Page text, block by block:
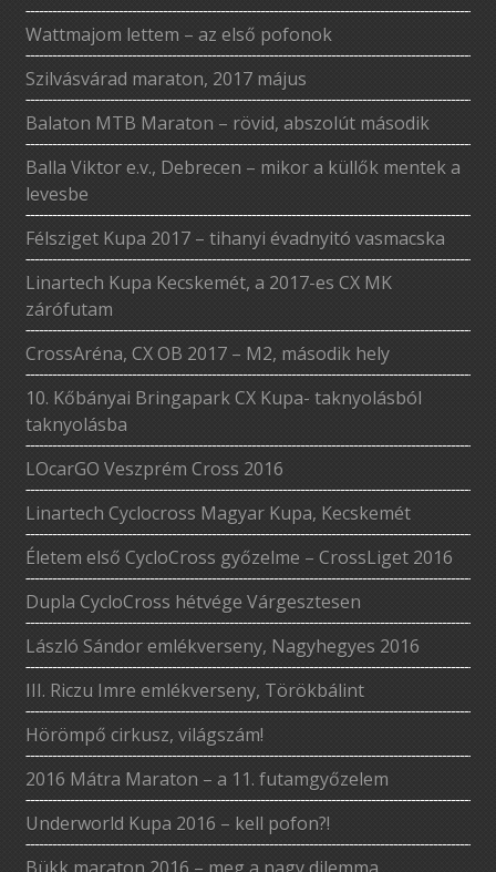
Wattmajom lettem – az első pofonok
Szilvásvárad maraton, 2017 május
Balaton MTB Maraton – rövid, abszolút második
Balla Viktor e.v., Debrecen – mikor a küllők mentek a
levesbe
Félsziget Kupa 2017 – tihanyi évadnyitó vasmacska
Linartech Kupa Kecskemét, a 2017-es CX MK
zárófutam
CrossAréna, CX OB 2017 – M2, második hely
10. Kőbányai Bringapark CX Kupa- taknyolásból
taknyolásba
LOcarGO Veszprém Cross 2016
Linartech Cyclocross Magyar Kupa, Kecskemét
Életem első CycloCross győzelme – CrossLiget 2016
Dupla CycloCross hétvége Várgesztesen
László Sándor emlékverseny, Nagyhegyes 2016
III. Riczu Imre emlékverseny, Törökbálint
Hörömpő cirkusz, világszám!
2016 Mátra Maraton – a 11. futamgyőzelem
Underworld Kupa 2016 – kell pofon?!